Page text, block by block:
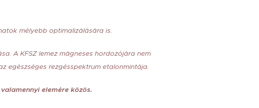
mélyebb optimalizálására is.
A KFSZ lemez mágneses hordozójára nem
egészséges rezgésspektrum etalonmintája.
elemére közös.